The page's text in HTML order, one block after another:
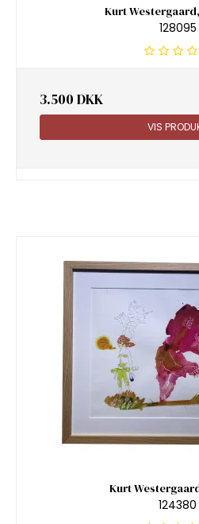
Kurt
128095
3.500 DKK
VIS
Kurt
124380